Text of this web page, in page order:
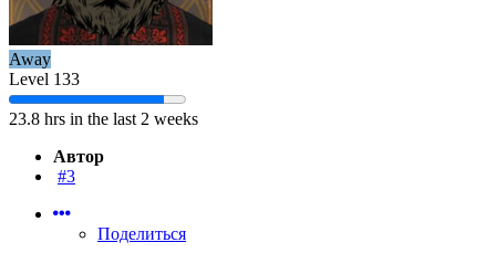
Away
Level 133
23.8 hrs in the last 2 weeks
Автор
#3
Поделиться